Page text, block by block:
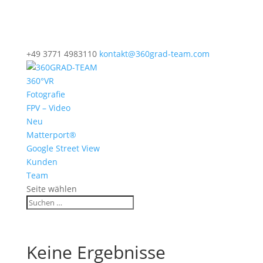
+49 3771 4983110 kontakt@360grad-team.com
360°VR
Fotografie
FPV – Video
Neu
Matterport®
Google Street View
Kunden
Team
Seite wählen
Keine Ergebnisse